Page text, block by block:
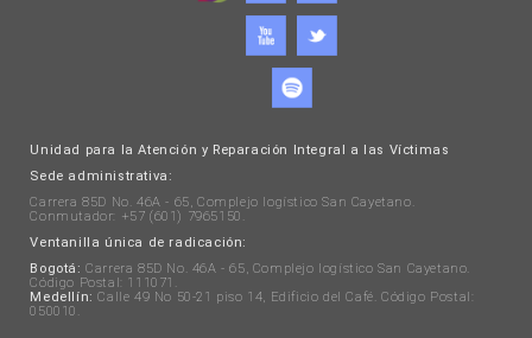
Unidad para la Atención y Reparación Integral a las Víctimas
Sede administrativa:
Carrera 85D No. 46A - 65, Complejo logístico San Cayetano.
Conmutador: +57 (601) 7965150.
Ventanilla única de radicación:
Bogotá: Carrera 85D No. 46A - 65, Complejo logístico San Cayetano.
Código Postal: 111071.
Medellín: Calle 49 No 50-21 piso 14, Edificio del Café. Código Postal:
050010.